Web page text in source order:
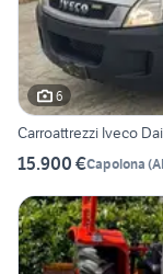
6
Carroattrezzi Iveco
15.900 €Capolona (